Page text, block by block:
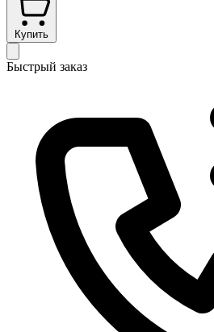
Купить
Быстрый заказ